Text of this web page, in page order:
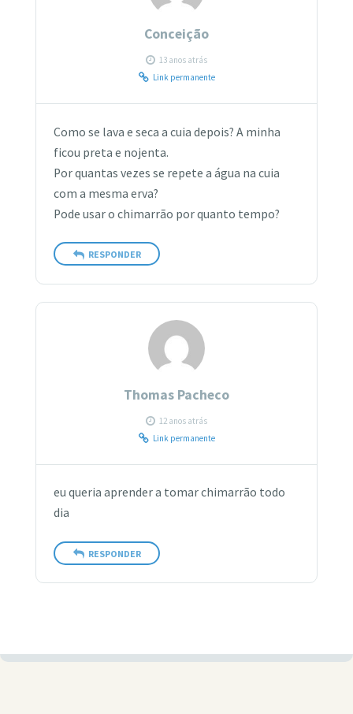
Conceição
13 anos atrás
Link permanente
Como se lava e seca a cuia depois? A minha
ficou preta e nojenta.
Por quantas vezes se repete a água na cuia
com a mesma erva?
Pode usar o chimarrão por quanto tempo?
RESPONDER
Thomas Pacheco
12 anos atrás
Link permanente
eu queria aprender a tomar chimarrão todo
dia
RESPONDER